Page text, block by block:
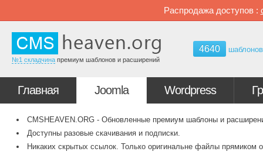
Распродажа доступов :
№1 складчина премиум шаблонов и расширений
4640 шаблонов
Главная Joomla Wordpress
CMSHEAVEN.ORG - Обновленные премиум шаблоны и
Доступны разовые скачивания и подписки.
Никаких скрытых ссылок. Только оригинальне файлы прямиком